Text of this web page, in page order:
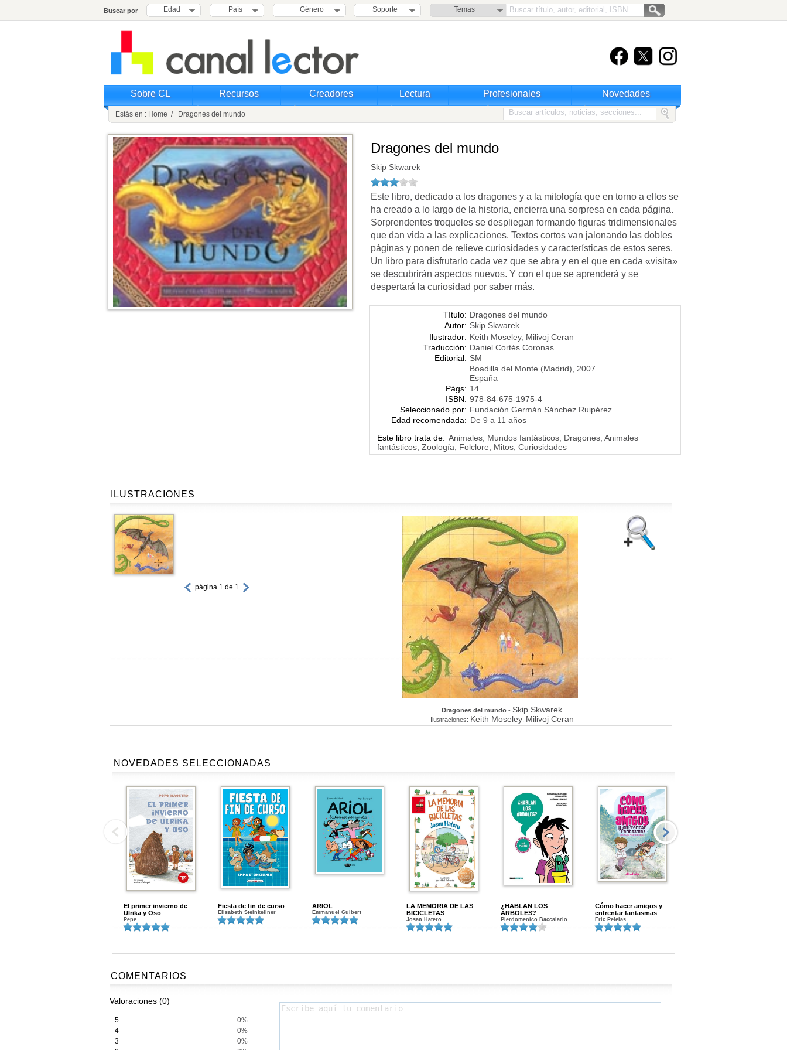
Buscar por Edad País Género Soporte Temas
Sobre CL Recursos Creadores Lectura Profesionales Novedades
Estás en : Home / Dragones del mundo
Dragones del mundo
Skip Skwarek
Este libro, dedicado a los dragones y a la mitología que en torno a ellos se
ha creado a lo largo de la historia, encierra una sorpresa en cada página.
Sorprendentes troqueles se despliegan formando figuras tridimensionales
que dan vida a las explicaciones. Textos cortos van jalonando las dobles
páginas y ponen de relieve curiosidades y características de estos seres.
Un libro para disfrutarlo cada vez que se abra y en el que en cada «visita»
se descubrirán aspectos nuevos. Y con el que se aprenderá y se
despertará la curiosidad por saber más.
Título: Dragones del mundo
Autor: Skip Skwarek
Ilustrador: Keith Moseley, Milivoj Ceran
Traducción: Daniel Cortés Coronas
Editorial: SM
Boadilla del Monte (Madrid), 2007
España
Págs: 14
ISBN: 978-84-675-1975-4
Seleccionado por: Fundación Germán Sánchez Ruipérez
Edad recomendada: De 9 a 11 años
Este libro trata de: Animales, Mundos fantásticos, Dragones, Animales
fantásticos, Zoología, Folclore, Mitos, Curiosidades
ILUSTRACIONES
página 1 de 1
Dragones del mundo - Skip Skwarek
Ilustraciones: Keith Moseley, Milivoj Ceran
NOVEDADES SELECCIONADAS
El primer invierno de
Ulrika y Oso
Pepe
Fiesta de fin de curso
Elisabeth Steinkellner
ARIOL
Emmanuel Guibert
LA MEMORIA DE LAS
BICICLETAS
Josan Hatero
¿HABLAN LOS
ÁRBOLES?
Pierdomenico Baccalario
Cómo hacer amigos y
enfrentar fantasmas
Eric Peleias
COMENTARIOS
Valoraciones (0)
5
0%
4
0%
3
0%